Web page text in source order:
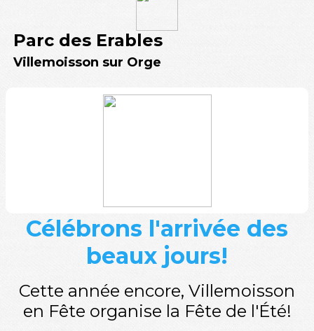
Parc des Erables
Villemoisson sur Orge
Célébrons l'arrivée des
beaux jours!
Cette année encore, Villemoisson
en Fête organise la Fête de l'Été!